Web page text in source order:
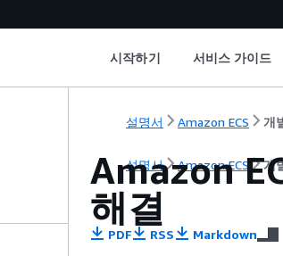
시작하기 서비스 가이드
설명서 Amazon ECS 개
설명서 Amazon ECS 개
Amazon
해결
PDF RSS Markdown